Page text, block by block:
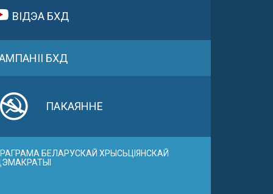
ВІДЭА БХД
БХД
ПАКАЯННЕ
БЕЛАРУСКАЙ ХРЫСЬЦІЯНСКАЙ